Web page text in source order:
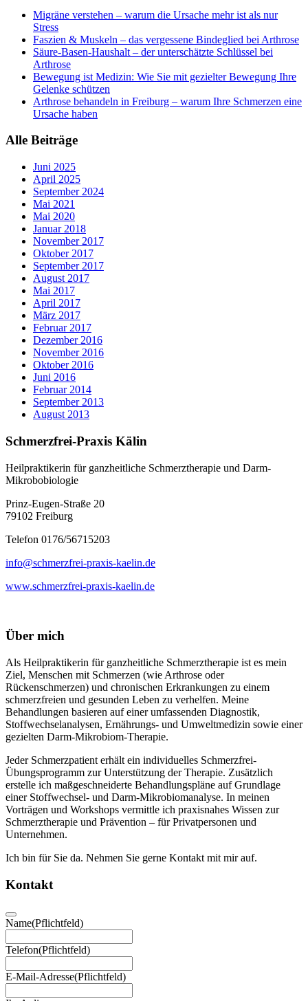
Migräne verstehen – warum die Ursache mehr ist als nur
Stress
Faszien & Muskeln – das vergessene Bindeglied bei Arthrose
Säure-Basen-Haushalt – der unterschätzte Schlüssel bei
Arthrose
Bewegung ist Medizin: Wie Sie mit gezielter Bewegung Ihre
Gelenke schützen
Arthrose behandeln in Freiburg – warum Ihre Schmerzen eine
Ursache haben
Alle Beiträge
Juni 2025
April 2025
September 2024
Mai 2021
Mai 2020
Januar 2018
November 2017
Oktober 2017
September 2017
August 2017
Mai 2017
April 2017
März 2017
Februar 2017
Dezember 2016
November 2016
Oktober 2016
Juni 2016
Februar 2014
September 2013
August 2013
Schmerzfrei-Praxis Kälin
Heilpraktikerin für ganzheitliche Schmerztherapie und Darm-
Mikrobobiologie
Prinz-Eugen-Straße 20
79102 Freiburg
Telefon 0176/56715203
info@schmerzfrei-praxis-kaelin.de
www.schmerzfrei-praxis-kaelin.de
Über mich
Als Heilpraktikerin für ganzheitliche Schmerztherapie ist es mein
Ziel, Menschen mit Schmerzen (wie Arthrose oder
Rückenschmerzen) und chronischen Erkrankungen zu einem
schmerzfreien und gesunden Leben zu verhelfen. Meine
Behandlungen basieren auf einer umfassenden Diagnostik,
Stoffwechselanalysen, Ernährungs- und Umweltmedizin sowie einer
gezielten Darm-Mikrobiom-Therapie.
Jeder Schmerzpatient erhält ein individuelles Schmerzfrei-
Übungsprogramm zur Unterstützung der Therapie. Zusätzlich
erstelle ich maßgeschneiderte Behandlungspläne auf Grundlage
einer Stoffwechsel- und Darm-Mikrobiomanalyse. In meinen
Vorträgen und Workshops vermittle ich praxisnahes Wissen zur
Schmerztherapie und Prävention – für Privatpersonen und
Unternehmen.
Ich bin für Sie da. Nehmen Sie gerne Kontakt mit mir auf.
Kontakt
Name(Pflichtfeld)
Telefon(Pflichtfeld)
E-Mail-Adresse(Pflichtfeld)